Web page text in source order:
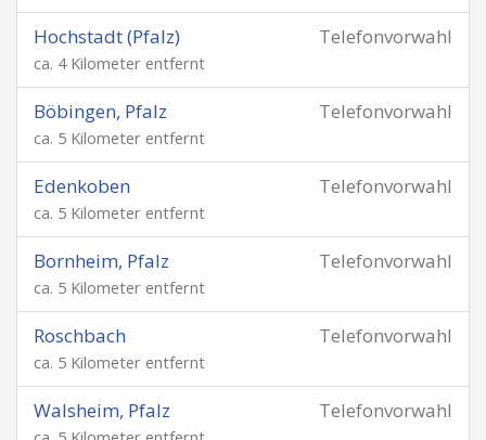
Telefonvorwahl
Hochstadt (Pfalz)
ca. 4 Kilometer entfernt
Telefonvorwahl
Böbingen, Pfalz
ca. 5 Kilometer entfernt
Telefonvorwahl
Edenkoben
ca. 5 Kilometer entfernt
Telefonvorwahl
Bornheim, Pfalz
ca. 5 Kilometer entfernt
Telefonvorwahl
Roschbach
ca. 5 Kilometer entfernt
Telefonvorwahl
Walsheim, Pfalz